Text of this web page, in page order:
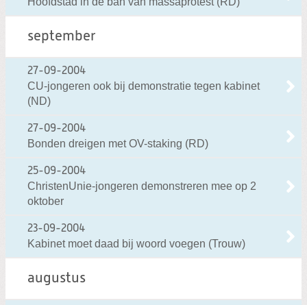
september
27-09-2004
CU-jongeren ook bij demonstratie tegen kabinet
(ND)
27-09-2004
Bonden dreigen met OV-staking (RD)
25-09-2004
ChristenUnie-jongeren demonstreren mee op 2
oktober
23-09-2004
Kabinet moet daad bij woord voegen (Trouw)
augustus